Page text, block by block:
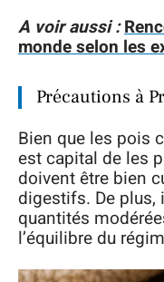
A voir aussi :
monde selon les
Précautions à
Bien que les pois
est capital de les
doivent être bien
digestifs. De plus,
quantités
l’équilibre du